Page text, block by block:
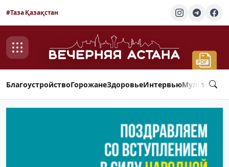
#Таза Қазақстан
БлагоустройствоГорожанеЗдоровьеИнтервью